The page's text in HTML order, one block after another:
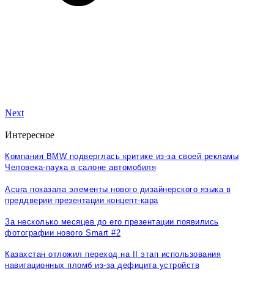
Next
Интересное
Компания BMW подверглась критике из-за своей рекламы
Человека-паука в салоне автомобиля
Acura показала элементы нового дизайнерского языка в
преддверии презентации концепт-кара
За несколько месяцев до его презентации появились
фотографии нового Smart #2
Казахстан отложил переход на II этап использования
навигационных пломб из-за дефицита устройств